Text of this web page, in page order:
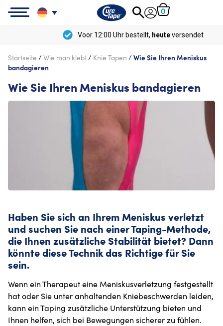
0
Voor 12:00 Uhr bestellt,heuteversendet
Startseite / Wie man klebt/ Knie Tapen / Wie Sie Ihren Meniskus
bandagieren
Wie Sie Ihren Meniskus bandagieren
Haben Sie sich an Ihrem Meniskus verletzt
und suchen Sie nach einer Taping-Methode,
die Ihnen zusätzliche Stabilität bietet? Dann
könnte diese Technik das Richtige für Sie
sein.
Wenn ein Therapeut eine Meniskusverletzung festgestellt
hat oder Sie unter anhaltenden Kniebeschwerden leiden,
kann ein Taping zusätzliche Unterstützung bieten und
Ihnen helfen, sich bei Bewegungen sicherer zu fühlen.